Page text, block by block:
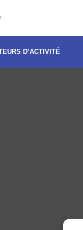
D’ACTIVITÉ